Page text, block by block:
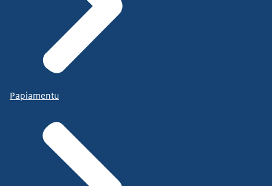
Papiamentu